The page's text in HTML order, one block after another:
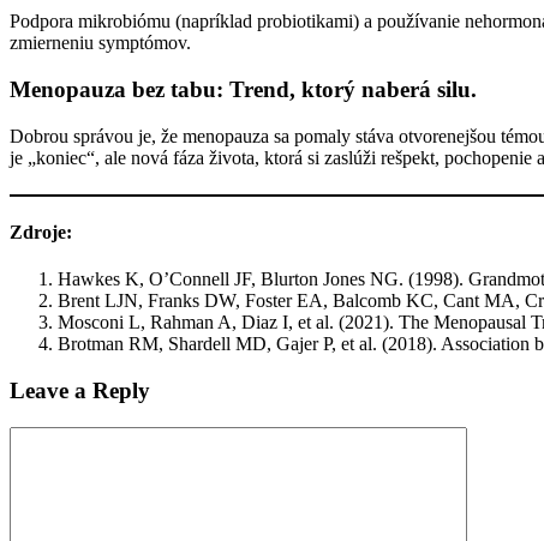
Podpora mikrobiómu (napríklad probiotikami) a používanie
zmierneniu symptómov.
Menopauza bez tabu: Trend, ktorý naberá silu.
Dobrou správou je, že menopauza sa pomaly stáva otvorenejšou
je „koniec“, ale nová fáza života, ktorá si zaslúži rešpekt, pochopenie
Zdroje:
Hawkes K, O’Connell JF, Blurton Jones NG. (1998).
Brent LJN, Franks DW, Foster EA, Balcomb KC, Cant MA,
Mosconi L, Rahman A, Diaz I, et al. (2021). The Menopausal
Brotman RM, Shardell MD, Gajer P, et al. (2018). Association
Leave a Reply
zvyšujete šancu
na zobrazenie
kvalitnejšie
obsahu a